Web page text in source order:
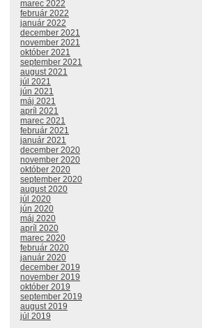
marec 2022
február 2022
január 2022
december 2021
november 2021
október 2021
september 2021
august 2021
júl 2021
jún 2021
máj 2021
apríl 2021
marec 2021
február 2021
január 2021
december 2020
november 2020
október 2020
september 2020
august 2020
júl 2020
jún 2020
máj 2020
apríl 2020
marec 2020
február 2020
január 2020
december 2019
november 2019
október 2019
september 2019
august 2019
júl 2019